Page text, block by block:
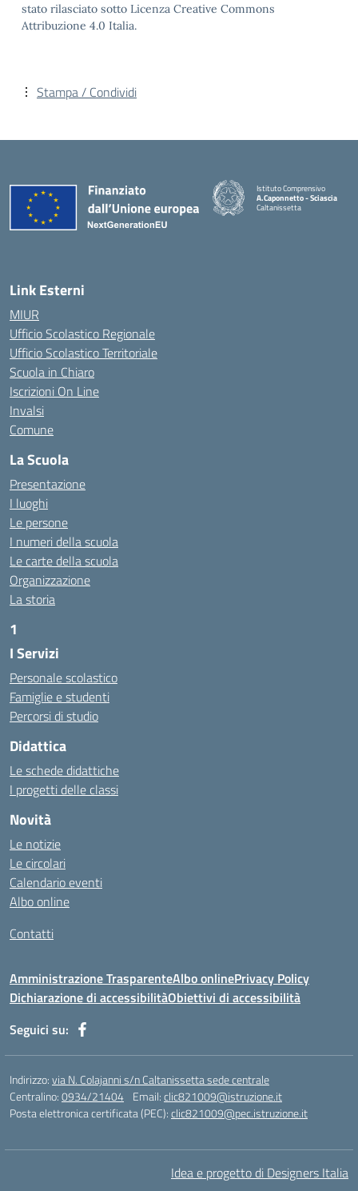
stato rilasciato sotto Licenza Creative Commons
Attribuzione 4.0 Italia.
Stampa / Condividi
Istituto Comprensivo
A.Caponnetto - Sciascia
Caltanissetta
Link Esterni
MIUR
Ufficio Scolastico Regionale
Ufficio Scolastico Territoriale
Scuola in Chiaro
Iscrizioni On Line
Invalsi
Comune
La Scuola
Presentazione
I luoghi
Le persone
I numeri della scuola
Le carte della scuola
Organizzazione
La storia
1
https://alwacomputer.id/contact/
https://blog.heptanalytics.com/flask-plotly-dashboard/
https://cambui.flyworld.com.br/
http://cl.rmuti.net/
https://cbt.mtstisungaiguntung.sch.id/
https://cesarpsicanalista.com/
https://aprici.am/
https://ammax.com.br/contato/
https://jsph.loupiasconference.org/
https://barconsultant.fr/
https://honda-permata.id
https://consumidor.educandoalcampo.org/
https://supremesolar.id/about-us/
https://irgap.unistra.fr/
https://jebma.loupiasconference.org
https://promo.rockbowl.com.br/
https://coronginformasi.com/
https://bellatorequestrian.co.id/
https://trafficbuilder.biz/
https://training.messring.de/
https://run.brainybunch.com/
https://balidwipa.coop.id/
I Servizi
Personale scolastico
Famiglie e studenti
Percorsi di studio
Didattica
Le schede didattiche
I progetti delle classi
Novità
Le notizie
Le circolari
Calendario eventi
Albo online
Contatti
Amministrazione TrasparenteAlbo onlinePrivacy Policy
Dichiarazione di accessibilitàObiettivi di accessibilità
Seguici su:
Indirizzo:via N. Colajanni s/n Caltanissetta sede centrale
Centralino:0934/21404 Email:clic821009@istruzione.it
Posta elettronica certificata (PEC):clic821009@pec.istruzione.it
Idea e progetto di Designers Italia